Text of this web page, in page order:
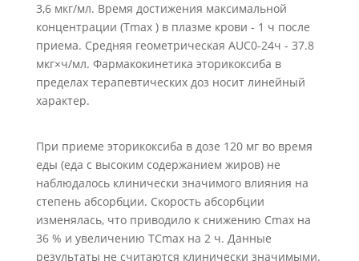
3,6 мкг/мл. Время достижения максимальной
концентрации (Тmax ) в плазме крови - 1 ч после
приема. Средняя геометрическая AUC0-24ч - 37.8
мкг×ч/мл. Фармакокинетика эторикоксиба в
пределах терапевтических доз носит линейный
характер.
При приеме эторикоксиба в дозе 120 мг во время
еды (еда с высоким содержанием жиров) не
наблюдалось клинически значимого влияния на
степень абсорбции. Скорость абсорбции
изменялась, что приводило к снижению Сmах на
36 % и увеличению TСmax на 2 ч. Данные
результаты не считаются клинически значимыми.